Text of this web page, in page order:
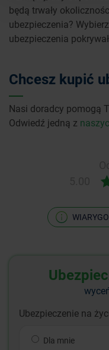
będą trwały
ubezpieczenia?
ubezpieczenia
Chcesz kupić
Nasi doradcy pomogą
Odwiedź jedną z
Ubezpieczenie na
Dla mnie